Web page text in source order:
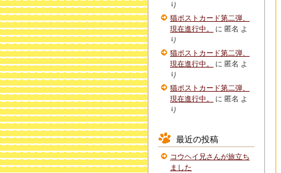
り
猫ポストカード第二弾、
現在進行中。
に 匿名 よ
り
猫ポストカード第二弾、
現在進行中。
に 匿名 よ
り
猫ポストカード第二弾、
現在進行中。
に 匿名 よ
り
最近の投稿
コウヘイ兄さんが旅立ち
ました